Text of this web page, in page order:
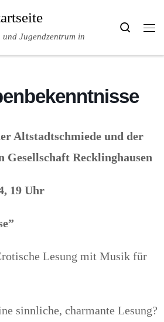
Jugendzentrum in
Search
Altstadtschmiede und der
Gesellschaft Recklinghausen
19 Uhr
Lesung mit Musik für
sinnliche, charmante Lesung?